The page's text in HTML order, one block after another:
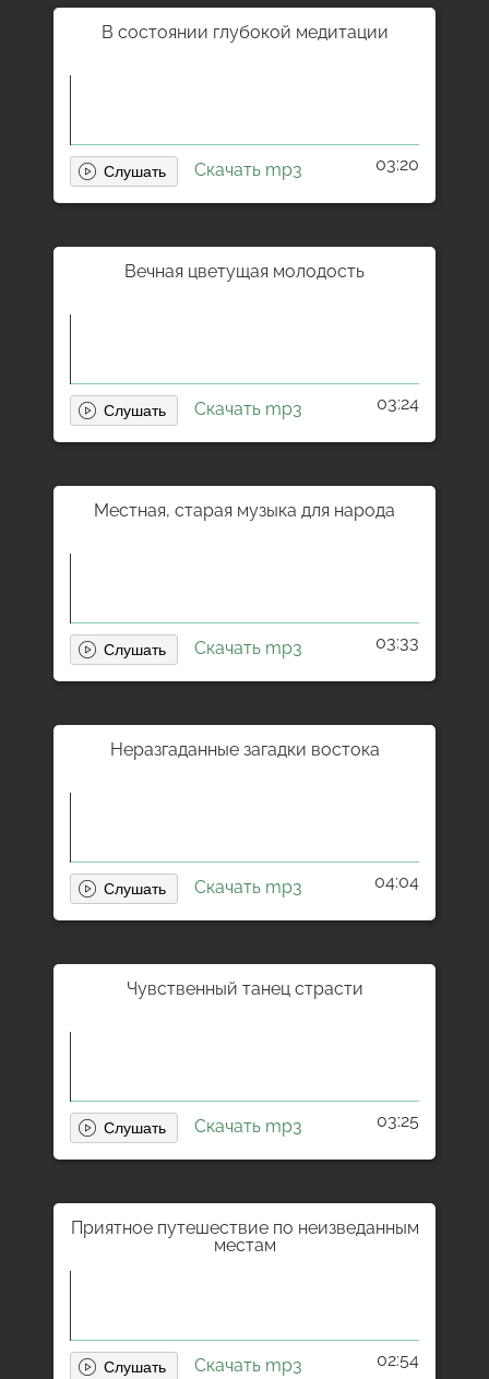
В состоянии глубокой медитации
Скачать mp3 03:20
Вечная цветущая молодость
Скачать mp3 03:24
Местная, старая музыка для народа
Скачать mp3 03:33
Неразгаданные загадки востока
Скачать mp3 04:04
Чувственный танец страсти
Скачать mp3 03:25
Приятное путешествие по неизведанным
местам
Скачать mp3 02:54